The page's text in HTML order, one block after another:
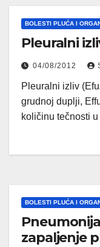
BOLESTI PLUĆA I
Pleuralni
04/08/2012
Pleuralni izliv
grudnoj duplji,
količinu tečnosti
BOLESTI PLUĆA I
zapaljenje